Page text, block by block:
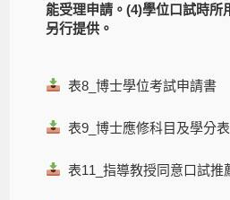
能受理申請。(4)學位口試時所
另行提供。
表8_博士學位考試申請書
表9_博士應修科目及學分表
表11_指導教授同意口試推